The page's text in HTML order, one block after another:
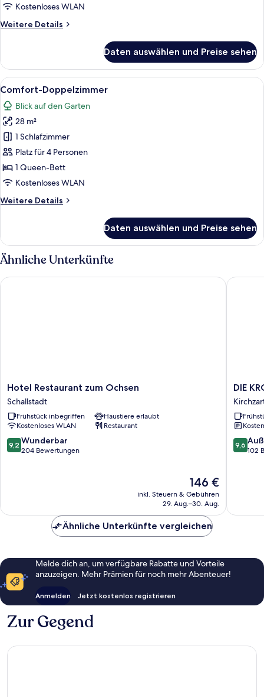
Kostenloses WLAN
Weitere Details
Weitere
Daten auswählen und Preise sehen
Alle
Fotos
für
Comfort-
Doppelzimmer
anzeigen
Ein Schlafzimmer mit Holzboden,
1
Comfort-Doppelzimmer
Blick auf den Garten
28 m²
1 Schlafzimmer
Platz für 4 Personen
1 Queen-Bett
Kostenloses WLAN
Weitere Details
Weitere
Doppelzimmer
Daten auswählen und Preise sehen
Ähnliche Unterkünfte
Hotel
Restaurant
zum
Ochsen
Schallstadt
Hotel Restaurant zum Ochsen
Schallstadt
Frühstück inbegriffen
Haustiere erlaubt
Kostenloses WLAN
Restaurant
9.2
von
9,2 Wunderbar
204 Bewertungen
Der
Preis
beträgt
146 €
inkl. Steuern & Gebühren
29. Aug.–30. Aug.
Hotel Restaurant zum Ochsen
DIE
KRONE
-
Hotel
Garni
DIE
9.6
von
9,6
102
DIE
Ähnliche Unterkünfte vergleichen
Melde dich an, um verfügbare Rabatte und Vorteile
anzuzeigen. Mehr Prämien für noch mehr Abenteuer!
Anmelden Jetzt kostenlos registrieren
Zur Gegend